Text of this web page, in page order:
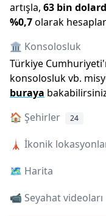
artışla, 63 bin
%0,7olarak
🏛️ Konsolosluk
Türkiye Cumhuriyeti'
konsolosluk vb.
buraya
🏠 Şehirler 24
🗼 İkonik
🗺️ Harita
📹 Seyahat videoları